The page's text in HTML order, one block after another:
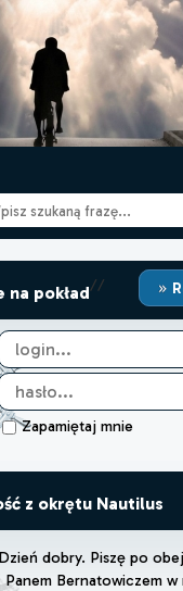
na pokład//
Zapamiętaj mnie
z okrętu Nautilus
Dzień dobry. Piszę po obej
Panem Bernatowiczem w